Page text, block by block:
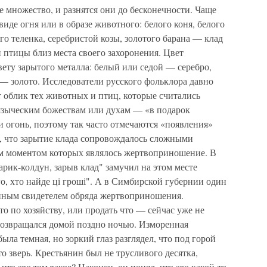
множество, и разнятся они до бесконечности. Чаще
огня или в образе животного: белого коня, белого
теленка, серебристой козы, золотого барана — клад
близ места своего захоронения. Цвет
зарытого металла: белый или седой — серебро,
Исследователи русского фольклора давно
тех животных и птиц, которые считались
божествам или духам — «в подарок
поэтому так часто отмечаются «появления»
что зарытие клада сопровождалось сложными
моментом которых являлось жертвоприношение. В
колдун, зарыв клад" замучил на этом месте
хто найде ці гроші". А в Симбирской губернии один
свидетелем обряда жертвоприношения.
по хозяйству, или продать что — сейчас уже не
домой поздно ночью. Изморенная
темная, но зоркий глаз разглядел, что под горой
Крестьянин был не трусливого десятка,